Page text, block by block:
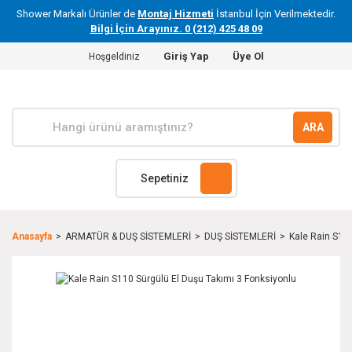
Shower Markalı Ürünler de Montaj Hizmeti İstanbul İçin Verilmektedir.
Bilgi İçin Arayınız. 0 (212) 425 48 09
Hoşgeldiniz Giriş Yap Üye Ol
ARA
Sepetiniz
Anasayfa ARMATÜR & DUŞ SİSTEMLERİ DUŞ SİSTEMLERİ Kale Rain